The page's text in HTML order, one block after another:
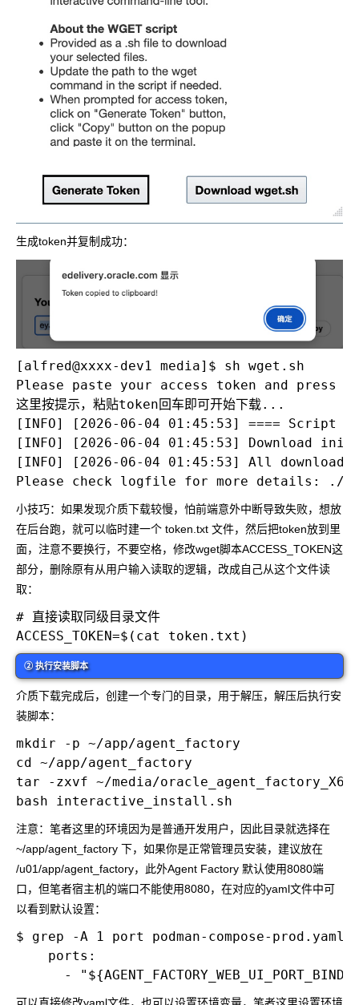
生成token并复制成功：
[alfred@xxxx-dev1 media]$ sh wget.sh
Please paste your access token and press
这里按提示，粘贴token回车即可开始下载...
[INFO] [2026-06-04 01:45:53] ==== Script
[INFO] [2026-06-04 01:45:53] Download
[INFO] [2026-06-04 01:45:53] All
小技巧：如果发现介质下载较慢，怕前端意外中断导致失败，想放
在后台跑，就可以临时建一个 token.txt 文件，然后把token放到里
面，注意不要换行，不要空格，修改wget脚本ACCESS_TOKEN这
部分，删除原有从用户输入读取的逻辑，改成自己从这个文件读
取：
# 直接读取同级目录文件
② 执行安装脚本
介质下载完成后，创建一个专门的目录，用于解压，解压后执行安
装脚本：
mkdir -p ~/app/agent_factory
cd ~/app/agent_factory
tar -zxvf ~/media/
注意：笔者这里的环境因为是普通开发用户，因此目录就选择在
~/app/agent_factory 下，如果你是正常管理员安装，建议放在
/u01/app/agent_factory，此外Agent Factory 默认使用8080端
口，但笔者宿主机的端口不能使用8080，在对应的yaml文件中可
以看到默认设置：
$ grep -A 1 port podman-compose-prod.yaml
    ports: